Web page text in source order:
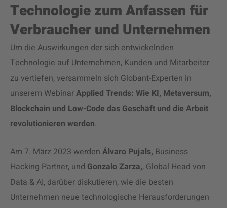
Technologie zum Anfassen für
Verbraucher und Unternehmen
Um die Auswirkungen der sich entwickelnden
Technologie auf Unternehmen, Kunden und Mitarbeiter
zu vertiefen, versammeln sich Globant-Experten in
unserem WebinarApplied Trends: Wie KI, Metaversum,
Blockchain und Low-Code das Geschäft und die Arbeit
revolutionieren werden.
Am 7. März 2023 werden Álvaro Pujals, Business
Hacking Partner, und Gonzalo Zarza,, Global Head von
Data & AI, darüber diskutieren, wie die besten
Unternehmen neue technologische Herausforderungen